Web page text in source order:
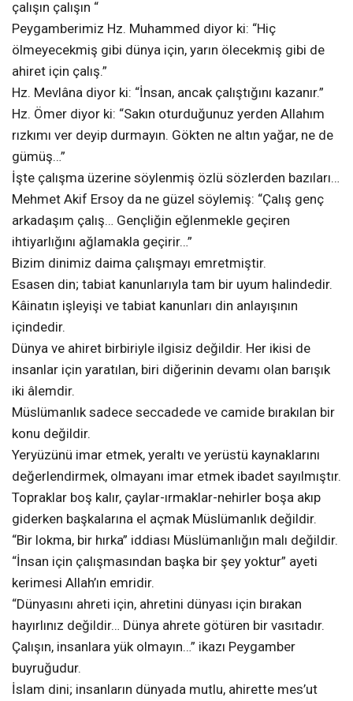
çalışın çalışın “
Peygamberimiz Hz. Muhammed diyor ki: “Hiç
ölmeyecekmiş gibi dünya için, yarın ölecekmiş gibi de
ahiret için çalış.”
Hz. Mevlâna diyor ki: “İnsan, ancak çalıştığını kazanır.”
Hz. Ömer diyor ki: “Sakın oturduğunuz yerden Allahım
rızkımı ver deyip durmayın. Gökten ne altın yağar, ne de
gümüş…”
İşte çalışma üzerine söylenmiş özlü sözlerden bazıları…
Mehmet Akif Ersoy da ne güzel söylemiş: “Çalış genç
arkadaşım çalış… Gençliğin eğlenmekle geçiren
ihtiyarlığını ağlamakla geçirir…”
Bizim dinimiz daima çalışmayı emretmiştir.
Esasen din; tabiat kanunlarıyla tam bir uyum halindedir.
Kâinatın işleyişi ve tabiat kanunları din anlayışının
içindedir.
Dünya ve ahiret birbiriyle ilgisiz değildir. Her ikisi de
insanlar için yaratılan, biri diğerinin devamı olan barışık
iki âlemdir.
Müslümanlık sadece seccadede ve camide bırakılan bir
konu değildir.
Yeryüzünü imar etmek, yeraltı ve yerüstü kaynaklarını
değerlendirmek, olmayanı imar etmek ibadet sayılmıştır.
Topraklar boş kalır, çaylar-ırmaklar-nehirler boşa akıp
giderken başkalarına el açmak Müslümanlık değildir.
“Bir lokma, bir hırka” iddiası Müslümanlığın malı değildir.
“İnsan için çalışmasından başka bir şey yoktur” ayeti
kerimesi Allah’ın emridir.
“Dünyasını ahreti için, ahretini dünyası için bırakan
hayırlınız değildir… Dünya ahrete götüren bir vasıtadır.
Çalışın, insanlara yük olmayın…” ikazı Peygamber
buyruğudur.
İslam dini; insanların dünyada mutlu, ahirette mes’ut